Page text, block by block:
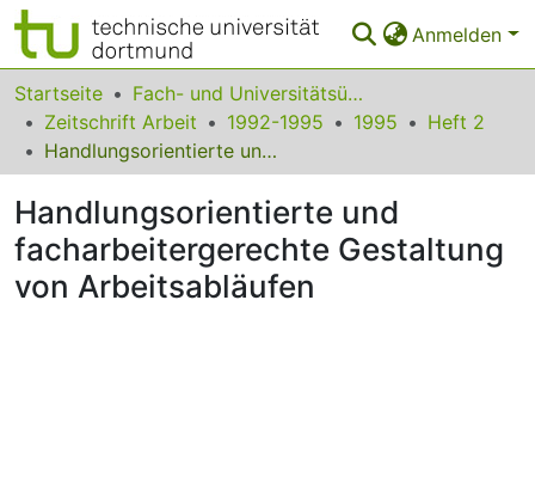
Anmelden
Bereiche & Sammlungen
Das gesamte Repositorium
FAQ
Leitlinien
Startseite
Fach- und Universitätsübergreifendes
Zeitschrift Arbeit
1992-1995 1995
Heft 2
Handlungsorientierte und facharbeitergerechte Gestaltung von Arbeitsabläufen
Handlungsorientierte und
facharbeitergerechte Gestaltung
von Arbeitsabläufen